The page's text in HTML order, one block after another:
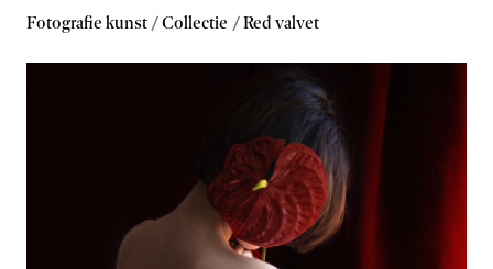
Fotografie kunst Collectie Red valvet